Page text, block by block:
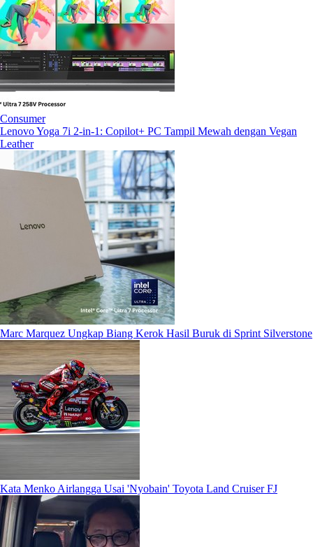
Consumer
Lenovo Yoga 7i 2-in-1: Copilot+ PC Tampil Mewah dengan Vegan
Leather
Marc Marquez Ungkap Biang Kerok Hasil Buruk di Sprint Silverstone
Kata Menko Airlangga Usai 'Nyobain' Toyota Land Cruiser FJ